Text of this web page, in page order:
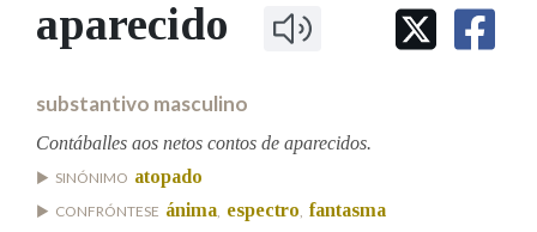
IDENTIDADE CORPORATIVA
MARCIAL DEL ADALID
FIGURAS HOMENAXEADAS
PRIMAVERA DAS LETRAS
Facebook
TwitterYoutubeInstagram
Bluesky
BUSCAR NOS LEMAS
Remata por
aparecido
substantivo masculino
Contáballes aos netos contos de aparecidos.
SINÓNIMO atopado
CONFRÓNTESE ánima, espectro, fantasma